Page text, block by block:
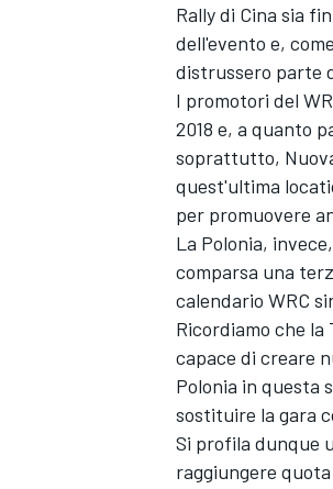
Rally di Cina sia
dell'evento e,
distrussero parte
I promotori del
2018 e, a quanto
soprattutto,
quest'ultima
per promuovere
La Polonia,
comparsa una
calendario WRC
Ricordiamo che la
capace di creare
Polonia in questa
sostituire la gara
Si profila dunque
raggiungere